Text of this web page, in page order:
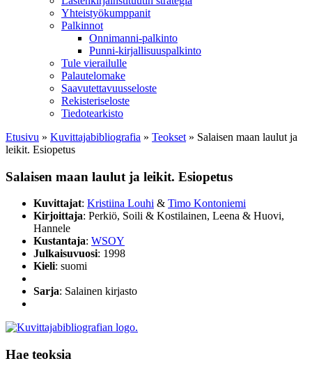
Yhteistyökumppanit
Palkinnot
Onnimanni-palkinto
Punni-kirjallisuuspalkinto
Tule vierailulle
Palautelomake
Saavutettavuusseloste
Rekisteriseloste
Tiedotearkisto
Etusivu » Kuvittaja­bibliografia » Teokset » Salaisen maan laulut ja
leikit. Esiopetus
Salaisen maan laulut ja leikit. Esiopetus
Kuvittajat: Kristiina Louhi & Timo Kontoniemi
Kirjoittaja: Perkiö, Soili & Kostilainen, Leena & Huovi,
Hannele
Kustantaja: WSOY
Julkaisuvuosi: 1998
Kieli: suomi
Sarja: Salainen kirjasto
Hae teoksia